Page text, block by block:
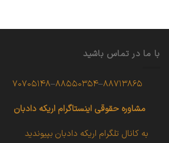
با ما در تماس باشید
۸۸۷۱۳۸۶۵–۸۸۵۵۰۳۵۴–۷۰۷۰۵۱۴۸
مشاوره حقوقی اینستاگرام اریکه دادبان
به کانال تلگرام اریکه دادبان بپیوندید